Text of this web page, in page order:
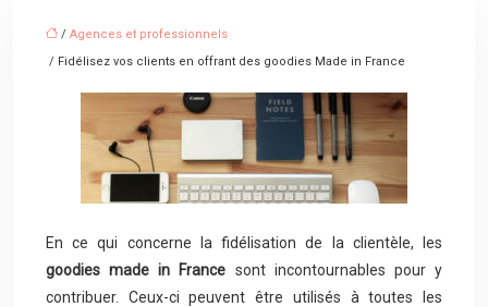
/ Agences et professionnels
/ Fidélisez vos clients en offrant des goodies Made in France
En ce qui concerne la fidélisation de la clientèle, les
goodies made in France sont incontournables pour y
contribuer. Ceux-ci peuvent être utilisés à toutes les